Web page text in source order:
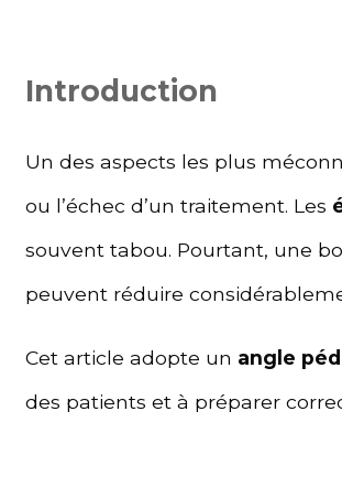
Introduction
Un des aspects les plus
ou l’échec d’un traitement. Les
souvent tabou. Pourtant, une
peuvent réduire
Cet article adopte un angle
des patients et à préparer